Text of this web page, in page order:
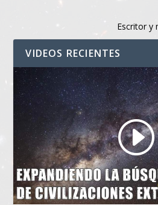
Escritor y
VIDEOS RECIENTES